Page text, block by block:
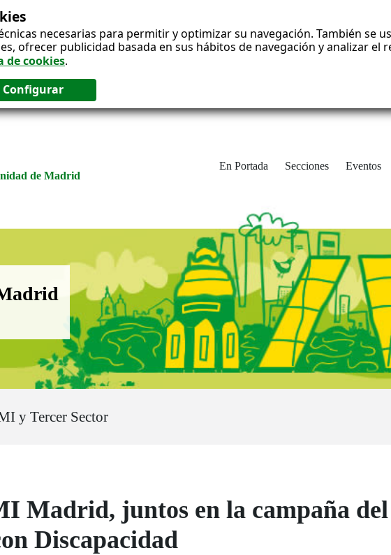
necesarias para permitir y optimizar su navegación. También se
ofrecer publicidad basada en sus hábitos de navegación y analizar
de cookies.
de Madrid
En Portada Secciones Eventos
de Madrid
y Tercer Sector
Madrid, juntos en la campaña
Discapacidad